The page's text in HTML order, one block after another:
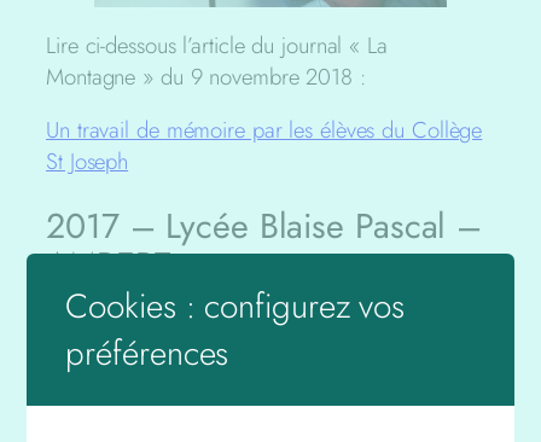
Lire ci-dessous l’article du journal « La
Montagne » du 9 novembre 2018 :
Un travail de mémoire par les élèves du Collège
St Joseph
2017 – Lycée Blaise Pascal –
AMBERT
Documentation et aide à la réalisation d’un
diaporama pour l’épreuve de
Cookies : configurez vos
préférences